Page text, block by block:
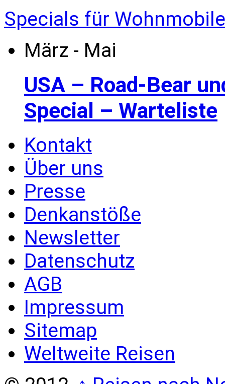
Specials für Wohnmobile
März - Mai
USA – Road-Bear
Special – Warteliste
Kontakt
Über uns
Presse
Denkanstöße
Newsletter
Datenschutz
AGB
Impressum
Sitemap
Weltweite Reisen